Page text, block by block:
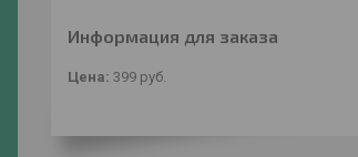
Информация для заказа
Цена: 399 руб.